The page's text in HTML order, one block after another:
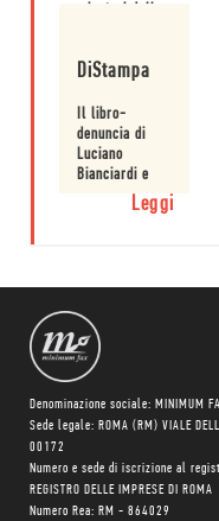
DiStampa
Il libro-
denuncia di
Luciano
Bianciardi e
Carlo Cassola.
Leggi
Denominazione sociale: MINIMUM
Sede legale: ROMA (RM) VIALE
00172
Numero e sede di iscrizione al
REGISTRO DELLE IMPRESE DI ROMA
Numero Rea: RM - 864029